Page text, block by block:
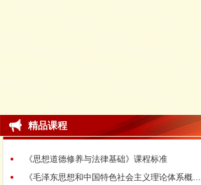
精品课程
《思想道德修养与法律基础》课程标准
《毛泽东思想和中国特色社会主义理论体系概…